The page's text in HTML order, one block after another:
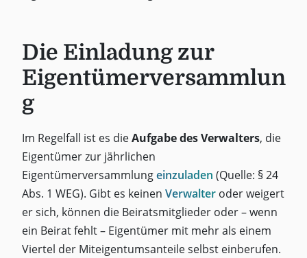
Die Einladung zur
Eigentümerversammlun
g
Im Regelfall ist es dieAufgabe des Verwalters, die
Eigentümer zur jährlichen
Eigentümerversammlungeinzuladen (Quelle: § 24
Abs. 1 WEG). Gibt es keinen Verwalteroder weigert
er sich, können die Beiratsmitglieder oder – wenn
ein Beirat fehlt – Eigentümer mit mehr als einem
Viertel der Miteigentumsanteile selbst einberufen.